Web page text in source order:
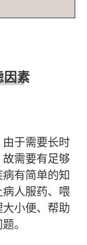
因素
于需要长时
需要有足够
有简单的知
人服药、喂
小便、帮助
。